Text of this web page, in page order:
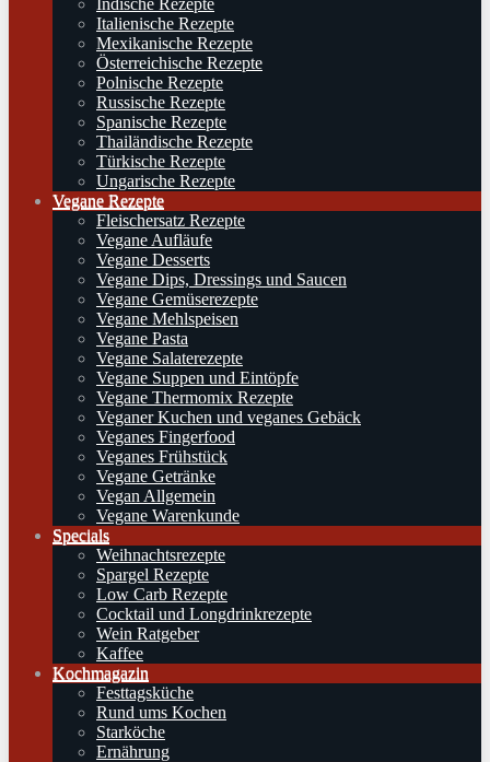
Indische Rezepte
Italienische Rezepte
Mexikanische Rezepte
Österreichische Rezepte
Polnische Rezepte
Russische Rezepte
Spanische Rezepte
Thailändische Rezepte
Türkische Rezepte
Ungarische Rezepte
Vegane Rezepte
Fleischersatz Rezepte
Vegane Aufläufe
Vegane Desserts
Vegane Dips, Dressings und Saucen
Vegane Gemüserezepte
Vegane Mehlspeisen
Vegane Pasta
Vegane Salaterezepte
Vegane Suppen und Eintöpfe
Vegane Thermomix Rezepte
Veganer Kuchen und veganes Gebäck
Veganes Fingerfood
Veganes Frühstück
Vegane Getränke
Vegan Allgemein
Vegane Warenkunde
Specials
Weihnachtsrezepte
Spargel Rezepte
Low Carb Rezepte
Cocktail und Longdrinkrezepte
Wein Ratgeber
Kaffee
Kochmagazin
Festtagsküche
Rund ums Kochen
Starköche
Ernährung